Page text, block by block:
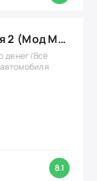
Симулятор Автомобиля 2 (Мод Много денег/Всё открыто)
денег/Всё
8.1